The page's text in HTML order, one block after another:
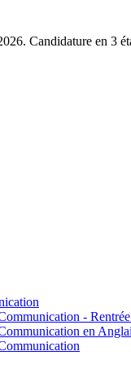
Candidature en 3
-
en